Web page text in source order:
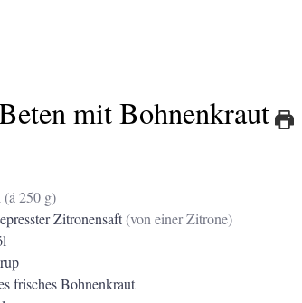
mit Bohnenkraut
(á 250 g)
Zitronensaft (von einer Zitrone)
frisches Bohnenkraut